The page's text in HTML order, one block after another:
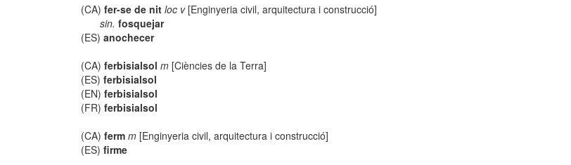
(CA)fer-se de nit loc v[Enginyeria civil, arquitectura i construcció]
sin. fosquejar
(ES)anochecer
(CA)ferbisialsol m [Ciències de la Terra]
(ES)ferbisialsol
(EN)ferbisialsol
(FR)ferbisialsol
(CA)ferm m [Enginyeria civil, arquitectura i construcció]
(ES)firme